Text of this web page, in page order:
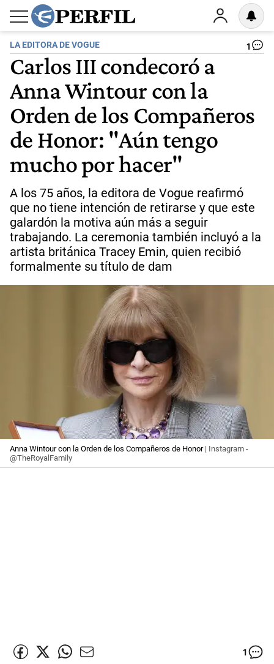
LA EDITORA DE VOGUE 1
Carlos III condecoró a
Anna Wintour con la
Orden de los Compañeros
de Honor: "Aún tengo
mucho por hacer"
A los 75 años, la editora de Vogue reafirmó
que no tiene intención de retirarse y que este
galardón la motiva aún más a seguir
trabajando. La ceremonia también incluyó a la
artista británica Tracey Emin, quien recibió
formalmente su título de dam
Anna Wintour con la Orden de los Compañeros de Honor| Instagram -
@TheRoyalFamily
1